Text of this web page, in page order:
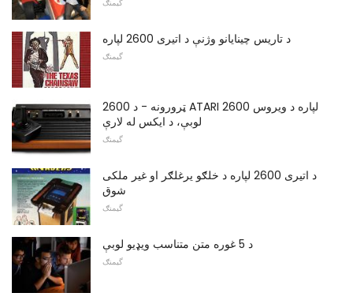
گیمنګ
د تاریس چینایانو وژنې د اتیری 2600 لپاره
گیمنګ
2600 ټرورونه - د ATARI 2600 لپاره د ویروس
لوبې، د ایکس له لارې
گیمنګ
د اتیری 2600 لپاره د خلګو یرغلګر او غیر ملکی
شوق
گیمنګ
د 5 غوره متن متناسب ویډیو لوبې
گیمنګ